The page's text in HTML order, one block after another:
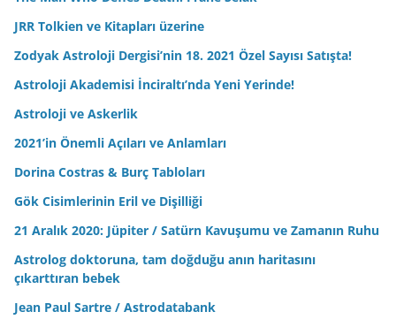
JRR Tolkien ve Kitapları üzerine
Zodyak Astroloji Dergisi’nin 18. 2021 Özel Sayısı Satışta!
Astroloji Akademisi İnciraltı’nda Yeni Yerinde!
Astroloji ve Askerlik
2021’in Önemli Açıları ve Anlamları
Dorina Costras & Burç Tabloları
Gök Cisimlerinin Eril ve Dişilliği
21 Aralık 2020: Jüpiter / Satürn Kavuşumu ve Zamanın Ruhu
Astrolog doktoruna, tam doğduğu anın haritasını
çıkarttıran bebek
Jean Paul Sartre / Astrodatabank